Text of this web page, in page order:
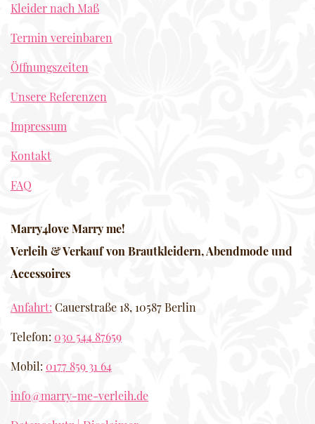
Kleider nach Maß
Termin vereinbaren
Öffnungszeiten
Unsere Referenzen
Impressum
Kontakt
FAQ
Marry4love Marry me!
Verleih & Verkauf von Brautkleidern, Abendmode und
Accessoires
Anfahrt: Cauerstraße 18, 10587 Berlin
Telefon: 030 544 87659
Mobil: 0177 859 31 64
info@marry-me-verleih.de